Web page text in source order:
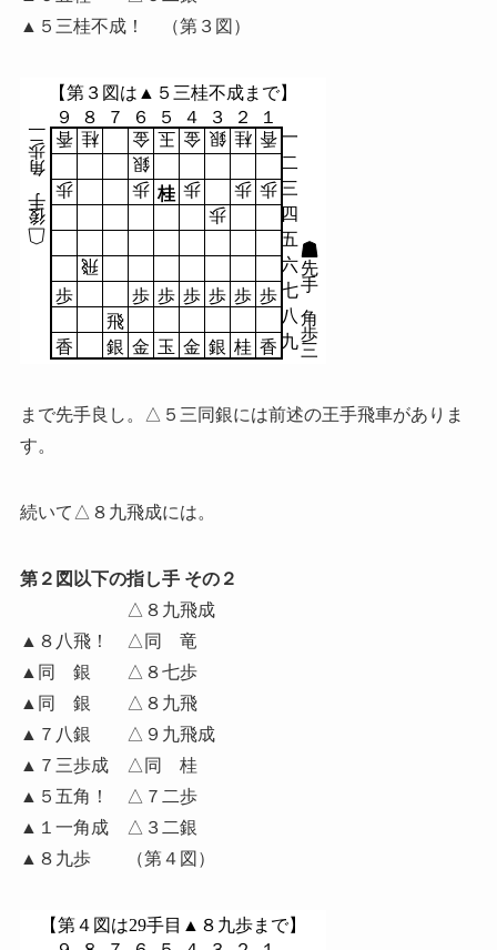
▲５三桂不成！ （第３図）
【第３図は▲５三桂不成まで】
９
一
８
二
７
三
６
四
５
五
４
六
３
七
２
八
１
九
香 桂 金 玉 金 銀 桂 香
銀
歩
歩 桂 歩 歩 歩
歩
飛
歩
歩 歩 歩 歩 歩 歩
飛
香
銀 金 玉 金 銀 桂 香 三
歩
角
手
先
二
歩
角
手
後
まで先手良し。△５三同銀には前述の王手飛車がありま
す。
続いて△８九飛成には。
第２図以下の指し手 その２
△８九飛成
▲８八飛！ △同 竜
▲同 銀 △８七歩
▲同 銀 △８九飛
▲７八銀 △９九飛成
▲７三歩成 △同 桂
▲５五角！ △７二歩
▲１一角成 △３二銀
▲８九歩 （第４図）
【第４図は29手目▲８九歩まで】